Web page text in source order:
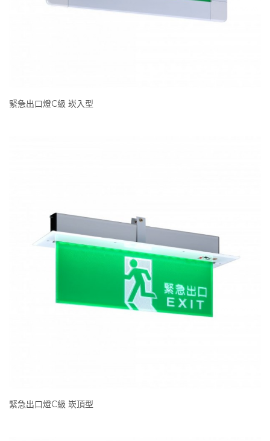
緊急出口燈C級 崁入型
緊急出口燈C級 崁頂型